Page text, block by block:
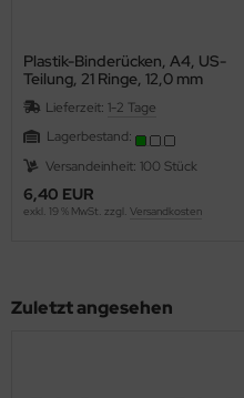
Plastik-Binderücken, A4, US-
Teilung, 21 Ringe, 12,0 mm
rund
Lieferzeit: 1-2 Tage
Lagerbestand:
Versandeinheit: 100 Stück
6,40 EUR
exkl. 19 % MwSt. zzgl. Versandkosten
Zuletzt angesehen